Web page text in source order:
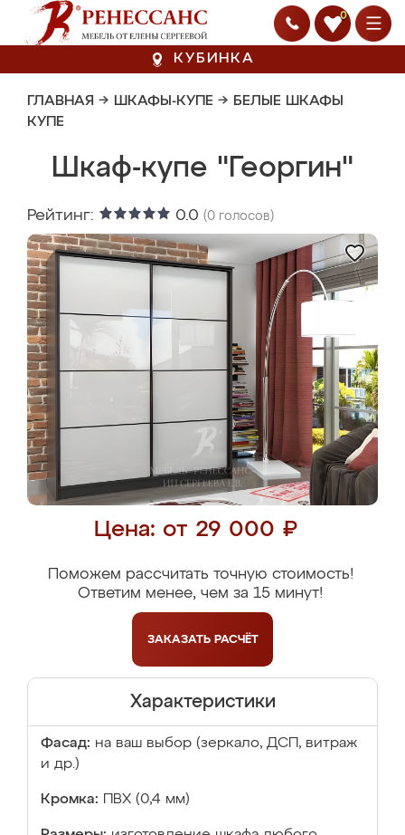
0
КУБИНКА
ГЛАВНАЯ → ШКАФЫ-КУПЕ → БЕЛЫЕ ШКАФЫ
КУПЕ
Шкаф-купе "Георгин"
Рейтинг: 0.0 (0 голосов)
Цена: от 29 000 ₽
Поможем рассчитать точную стоимость!
Ответим менее, чем за 15 минут!
ЗАКАЗАТЬ РАСЧЁТ
Характеристики
Фасад: на ваш выбор (зеркало, ДСП, витраж
и др.)
Кромка: ПВХ (0,4 мм)